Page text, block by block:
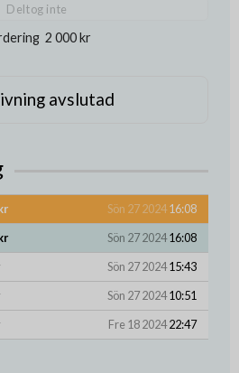
Deltog inte
2 000 kr
avslutad
Sön 27 202416:08
Sön 27 202416:08
Sön 27 202415:43
Sön 27 202410:51
Fre 18 202422:47